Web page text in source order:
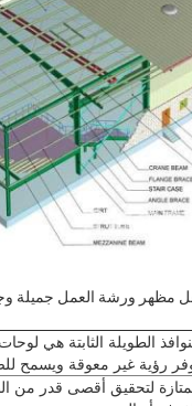
مظهر ورشة العمل جميلة
الطويلة الثابتة هي
رؤية غير معوقة ويسمح
لتحقيق أقصى قدر من